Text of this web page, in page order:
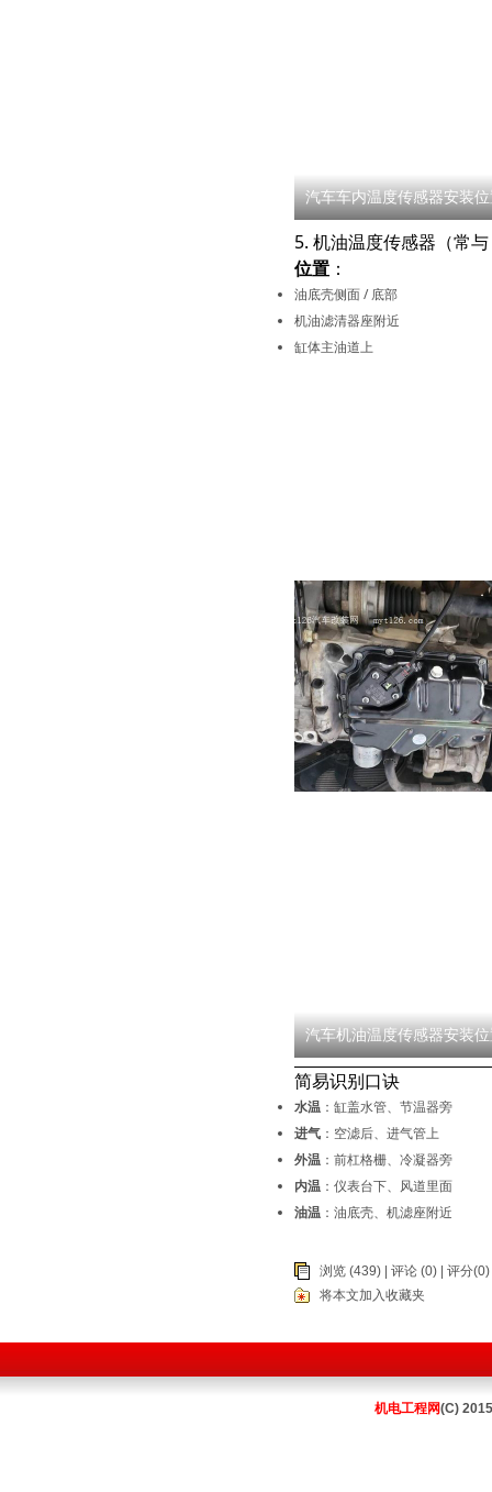
汽车车内温度传感器安装
5. 机油温度传感器（常
位置 ：
油底壳侧面 / 底部
机油滤清器座附近
缸体主油道上
汽车机油温度传感器安装
简易识别口诀
水温 ：缸盖水管、节温器旁
进气 ：空滤后、进气管上
外温 ：前杠格栅、冷凝器旁
内温 ：仪表台下、风道里面
油温 ：油底壳、机滤座附近
浏览 (439) | 评论 (0) | 评分
将本文加入收藏夹
机电工程网(C)